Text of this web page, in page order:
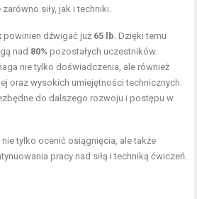
siły, jak i techniki.
powinien dźwigać już 65 lb. Dzięki temu
nad 80% pozostałych uczestników.
nie tylko doświadczenia, ale również
oraz wysokich umiejętności technicznych.
do dalszego rozwoju i postępu w
tylko ocenić osiągnięcia, ale także
pracy nad siłą i techniką ćwiczeń.